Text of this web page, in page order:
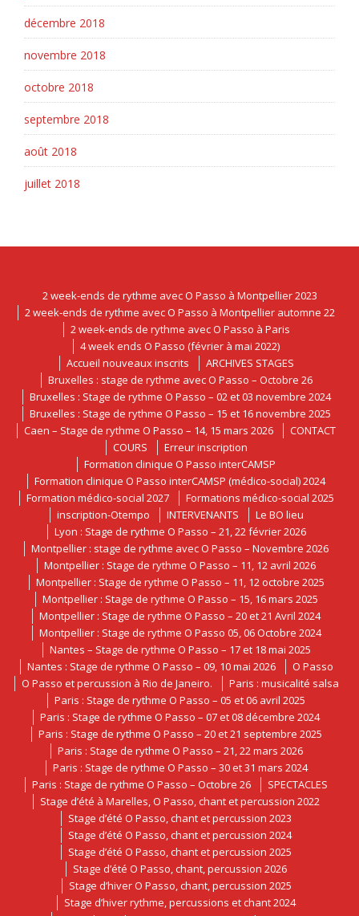
décembre 2018
novembre 2018
octobre 2018
septembre 2018
août 2018
juillet 2018
2 week-ends de rythme avec O Passo à Montpellier 2023
2 week-ends de rythme avec O Passo à Montpellier automne 22
2 week-ends de rythme avec O Passo à Paris
4 week ends O Passo (février à mai 2022)
Accueil nouveaux inscrits
ARCHIVES STAGES
Bruxelles : stage de rythme avec O Passo – Octobre 26
Bruxelles : Stage de rythme O Passo – 02 et 03 novembre 2024
Bruxelles : Stage de rythme O Passo – 15 et 16 novembre 2025
Caen – Stage de rythme O Passo – 14, 15 mars 2026
CONTACT
COURS
Erreur inscription
Formation clinique O Passo interCAMSP
Formation clinique O Passo interCAMSP (médico-social) 2024
Formation médico-social 2027
Formations médico-social 2025
inscription-Otempo
INTERVENANTS
Le BO lieu
Lyon : Stage de rythme O Passo – 21, 22 février 2026
Montpellier : stage de rythme avec O Passo – Novembre 2026
Montpellier : Stage de rythme O Passo – 11, 12 avril 2026
Montpellier : Stage de rythme O Passo – 11, 12 octobre 2025
Montpellier : Stage de rythme O Passo – 15, 16 mars 2025
Montpellier : Stage de rythme O Passo – 20 et 21 Avril 2024
Montpellier : Stage de rythme O Passo 05, 06 Octobre 2024
Nantes – Stage de rythme O Passo – 17 et 18 mai 2025
Nantes : Stage de rythme O Passo – 09, 10 mai 2026
O Passo
O Passo et percussion à Rio de Janeiro.
Paris : musicalité salsa
Paris : Stage de rythme O Passo – 05 et 06 avril 2025
Paris : Stage de rythme O Passo – 07 et 08 décembre 2024
Paris : Stage de rythme O Passo – 20 et 21 septembre 2025
Paris : Stage de rythme O Passo – 21, 22 mars 2026
Paris : Stage de rythme O Passo – 30 et 31 mars 2024
Paris : Stage de rythme O Passo – Octobre 26
SPECTACLES
Stage d’été à Marelles, O Passo, chant et percussion 2022
Stage d’été O Passo, chant et percussion 2023
Stage d’été O Passo, chant et percussion 2024
Stage d’été O Passo, chant et percussion 2025
Stage d’été O Passo, chant, percussion 2026
Stage d’hiver O Passo, chant, percussion 2025
Stage d’hiver rythme, percussions et chant 2024